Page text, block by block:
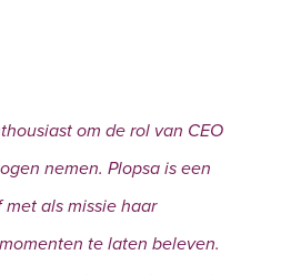
om de rol van CEO
nemen. Plopsa is een
als missie haar
te laten beleven.